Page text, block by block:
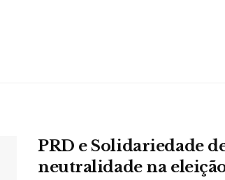
PRD e Solidariedade
neutralidade na